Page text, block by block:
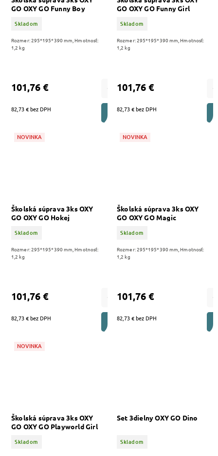
GO OXY GO Funny Boy
Skladom
82,73 € bez DPH
101,76 €
DO KOŠÍKA
Rozmer: 295*195*390 mm, Hmotnosť:
1,2 kg
GO OXY GO Funny Girl
Skladom
82,73 € bez DPH
101,76 €
Rozmer: 295*195*390 mm, Hmotnosť:
1,2 kg
NOVINKA
Školská súprava 3ks OXY
GO OXY GO Hokej
Skladom
82,73 € bez DPH
101,76 €
DO KOŠÍKA
Rozmer: 295*195*390 mm, Hmotnosť:
1,2 kg
NOVINKA
Školská súprava 3ks OXY
GO OXY GO Magic
Skladom
82,73 € bez DPH
101,76 €
Rozmer: 295*195*390 mm, Hmotnosť:
1,2 kg
NOVINKA
Školská súprava 3ks OXY
GO OXY GO Playworld Girl
Skladom
Set 3dielny OXY GO Dino
Skladom